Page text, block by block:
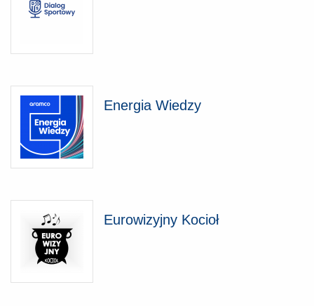
Energia Wiedzy
Eurowizyjny Kocioł